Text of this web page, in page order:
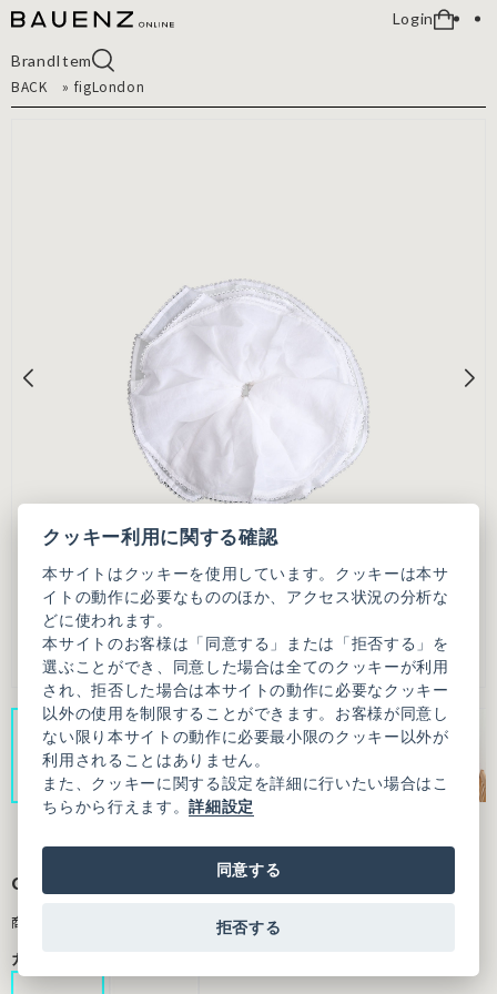
Login
BrandItem
BACK
» figLondon
chouchou Diana
商品番号：7001CU002261F01
カラー
クッキー利用に関する確認
本サイトはクッキーを使用しています。クッキーは本サ
イトの動作に必要なもののほか、アクセス状況の分析な
どに使われます。
本サイトのお客様は「同意する」または「拒否する」を
選ぶことができ、同意した場合は全てのクッキーが利用
され、拒否した場合は本サイトの動作に必要なクッキー
以外の使用を制限することができます。お客様が同意し
ない限り本サイトの動作に必要最小限のクッキー以外が
利用されることはありません。
また、クッキーに関する設定を詳細に行いたい場合はこ
ちらから行えます。詳細設定
同意する
拒否する